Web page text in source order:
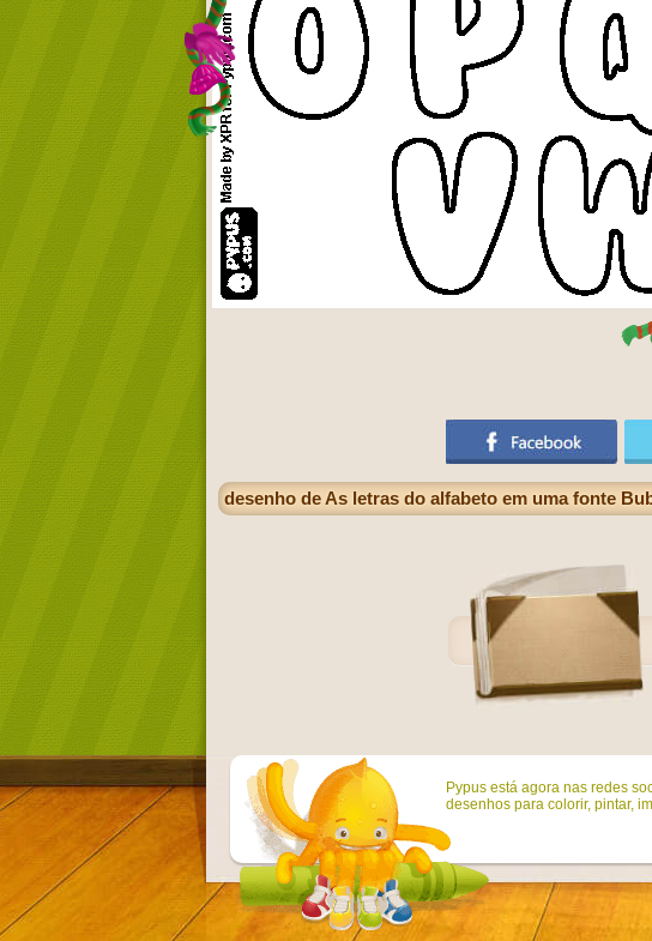
desenho de As letras do alfabeto em uma fonte
Pypus está agora nas redes
desenhos para colorir, pintar,